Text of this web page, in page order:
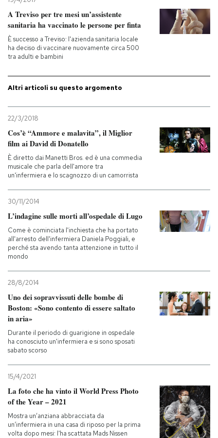
NEWSLETTER
I MIEI PREFERITI
SHOP
CALENDARIO
AREA PERSONALE
Entra
A Treviso per tre mesi un’assistente
sanitaria ha vaccinato le persone per finta
È successo a Treviso: l'azienda sanitaria locale
ha deciso di vaccinare nuovamente circa 500
tra adulti e bambini
Altri articoli su questo argomento
22/3/2018
Cos’è “Ammore e malavita”, il Miglior
film ai David di Donatello
È diretto dai Manetti Bros. ed è una commedia
musicale che parla dell'amore tra
un'infermiera e lo scagnozzo di un camorrista
30/11/2014
L’indagine sulle morti all’ospedale di Lugo
Come è cominciata l'inchiesta che ha portato
all'arresto dell'infermiera Daniela Poggiali, e
perché sta avendo tanta attenzione in tutto il
mondo
28/8/2014
Uno dei sopravvissuti delle bombe di
Boston: «Sono contento di essere saltato
in aria»
Durante il periodo di guarigione in ospedale
ha conosciuto un'infermiera e si sono sposati
sabato scorso
15/4/2021
La foto che ha vinto il World Press Photo
of the Year – 2021
Mostra un’anziana abbracciata da
un’infermiera in una casa di riposo per la prima
volta dopo mesi: l'ha scattata Mads Nissen